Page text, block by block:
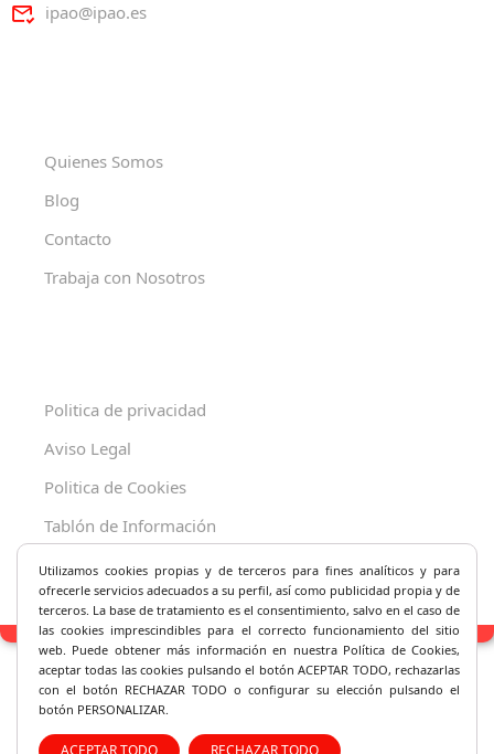
ipao@ipao.es
Quienes Somos
Blog
Contacto
Trabaja con Nosotros
Politica de privacidad
Aviso Legal
Politica de Cookies
Tablón de Información
Decreto 625/2019
Utilizamos cookies propias y de terceros para fines analíticos y para
ofrecerle servicios adecuados a su perfil, así como publicidad propia y de
terceros. La base de tratamiento es el consentimiento, salvo en el caso de
las cookies imprescindibles para el correcto funcionamiento del sitio
web. Puede obtener más información en nuestra Política de Cookies,
aceptar todas las cookies pulsando el botón ACEPTAR TODO, rechazarlas
con el botón RECHAZAR TODO o configurar su elección pulsando el
botón PERSONALIZAR.
ACEPTAR TODO RECHAZAR TODO